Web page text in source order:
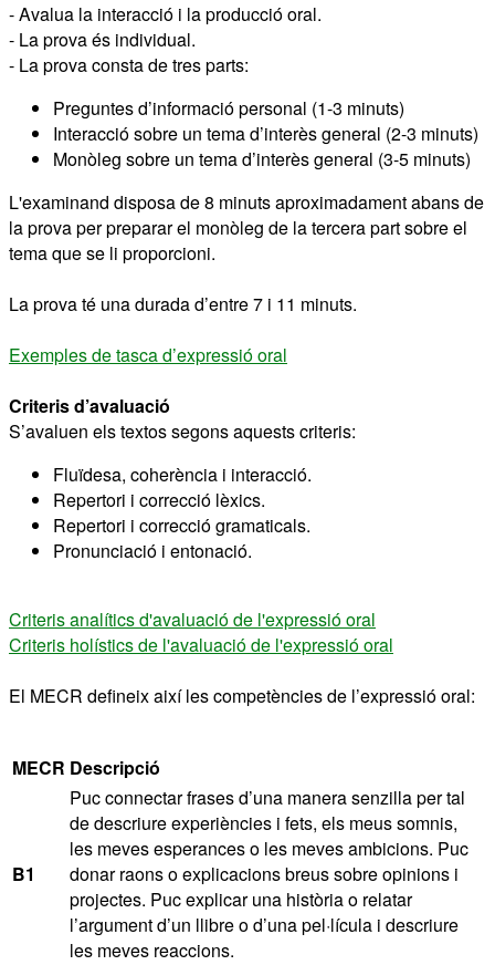
- Avalua la interacció i la producció oral.
- La prova és individual.
- La prova consta de tres parts:
Preguntes d’informació personal (1-3 minuts)
Interacció sobre un tema d’interès general (2-3 minuts)
Monòleg sobre un tema d’interès general (3-5 minuts)
L'examinand disposa de 8 minuts aproximadament abans de
la prova per preparar el monòleg de la tercera part sobre el
tema que se li proporcioni.
La prova té una durada d’entre 7 i 11 minuts.
Exemples de tasca d’expressió oral
Criteris d’avaluació
S’avaluen els textos segons aquests criteris:
Fluïdesa, coherència i interacció.
Repertori i correcció lèxics.
Repertori i correcció gramaticals.
Pronunciació i entonació.
Criteris analítics d'avaluació de l'expressió oral
Criteris holístics de l'avaluació de l'expressió oral
El MECR defineix així les competències de l’expressió oral:
MECR Descripció
B1
Puc connectar frases d’una manera senzilla per tal
de descriure experiències i fets, els meus somnis,
les meves esperances o les meves ambicions. Puc
donar raons o explicacions breus sobre opinions i
projectes. Puc explicar una història o relatar
l’argument d’un llibre o d’una pel·lícula i descriure
les meves reaccions.